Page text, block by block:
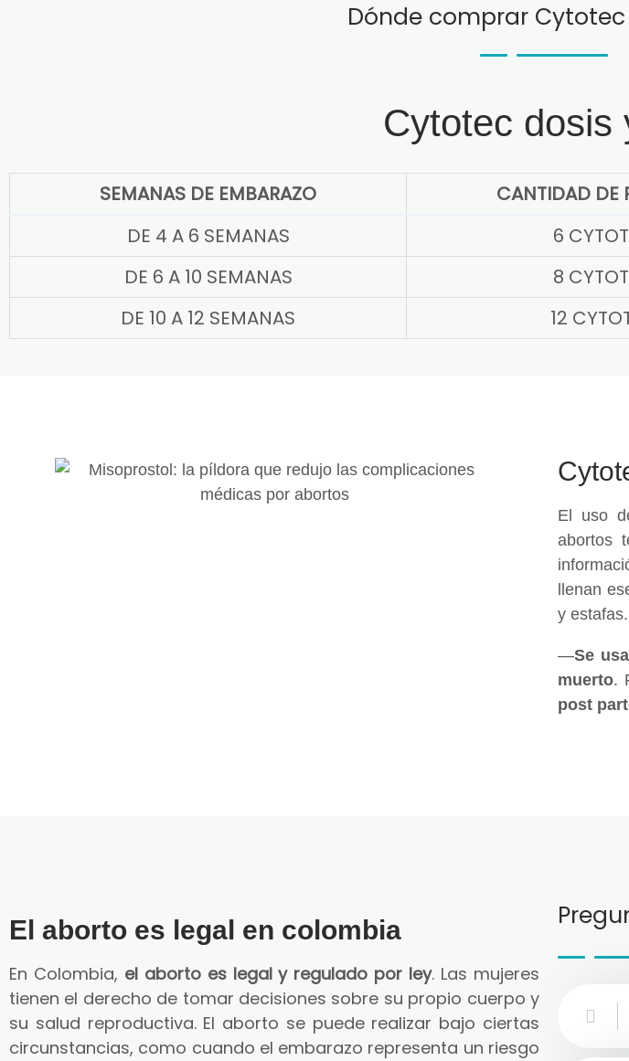
Dónde comprar
Cytotec dosis
SEMANAS DE EMBARAZO CANTIDAD DE
DE 4 A 6 SEMANAS
6
DE 6 A 10 SEMANAS
8
DE 10 A 12 SEMANAS
12
El uso
abortos
llenan
y estafas.
—Se
muerto.
post
El aborto es legal en colombia
En Colombia, el aborto es legal y regulado por ley. Las mujeres
tienen el derecho de tomar decisiones sobre su propio cuerpo y
su salud reproductiva. El aborto se puede realizar bajo ciertas
circunstancias, como cuando el embarazo representa un riesgo